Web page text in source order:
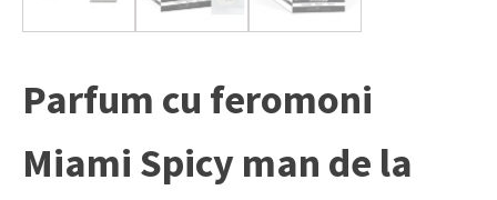
Parfum cu feromoni
Miami Spicy man de la